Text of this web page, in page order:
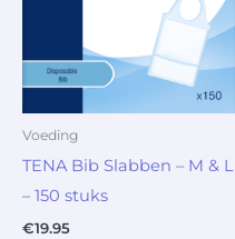
Voeding
TENA Bib Slabben – M & L
– 150 stuks
€19.95